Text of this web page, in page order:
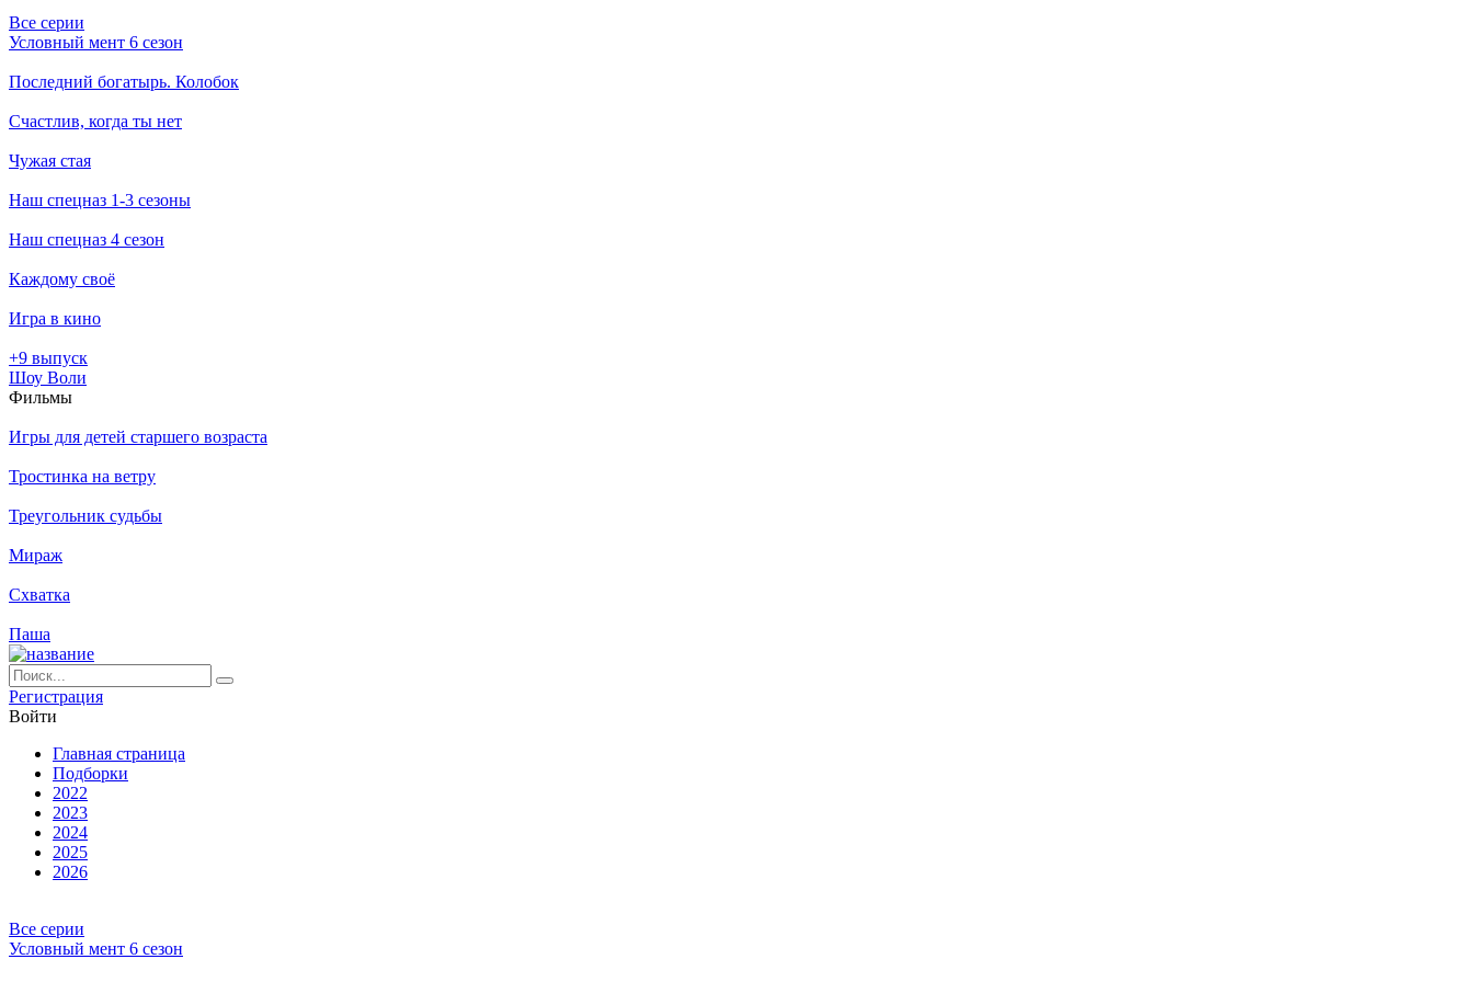
Все серии
Условный мент 6 сезон
Последний богатырь. Колобок
Счастлив, когда ты нет
Чужая стая
Наш спецназ 1-3 сезоны
Наш спецназ 4 сезон
Каждому своё
Игра в кино
+9 выпуск
Шоу Воли
Филь­мы
Игры для детей старшего возраста
Тростинка на ветру
Треугольник судьбы
Мираж
Схватка
Паша
Ре­ги­ст­ра­ция
Вой­ти
Глав­ная стра­ни­ца
Подборки
2022
2023
2024
2025
2026
Все серии
Условный мент 6 сезон